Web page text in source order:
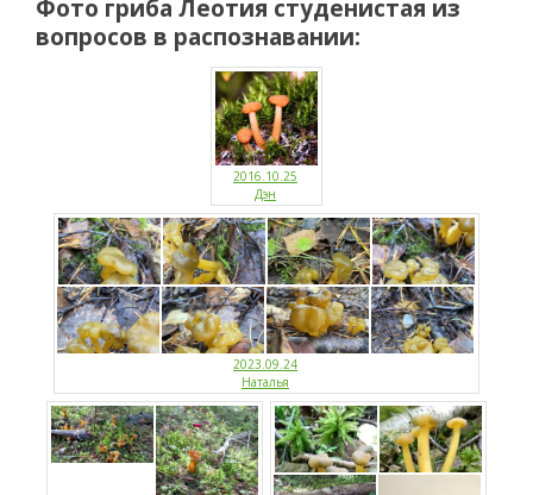
Фото гриба Леотия студенистая из
вопросов в распознавании:
2016.10.25
Дэн
2023.09.24
Наталья